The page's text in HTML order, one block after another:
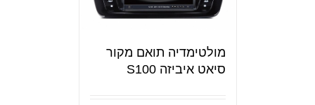
מולטימדיה תואם מקור
סיאט איביזה S100